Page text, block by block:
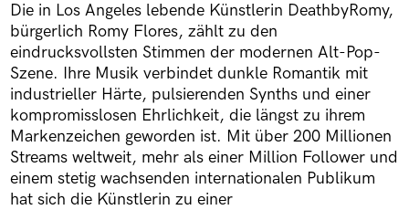
Die in Los Angeles lebende Künstlerin DeathbyRomy,
bürgerlich Romy Flores, zählt zu den
eindrucksvollsten Stimmen der modernen Alt-Pop-
Szene. Ihre Musik verbindet dunkle Romantik mit
industrieller Härte, pulsierenden Synths und einer
kompromisslosen Ehrlichkeit, die längst zu ihrem
Markenzeichen geworden ist. Mit über 200 Millionen
Streams weltweit, mehr als einer Million Follower und
einem stetig wachsenden internationalen Publikum
hat sich die Künstlerin zu einer